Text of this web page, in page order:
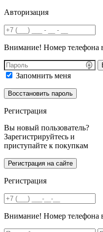
Авторизация
Внимание! Номер телефона
Запомнить меня
Регистрация
Вы новый пользователь?
Зарегистрируйтесь и
приступайте к покупкам
Регистрация
Внимание! Номер телефона